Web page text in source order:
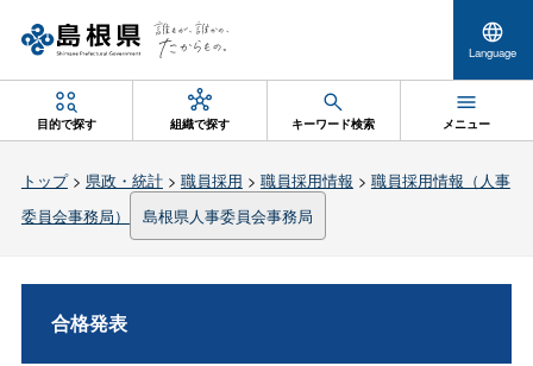
Language
目的で探す 組織で探す キーワード検索 メニュー
トップ> 県政・統計> 職員採用 > 職員採用情報 > 職員採用情報（人事
委員会事務局）
島根県人事委員会事務局
合格発表